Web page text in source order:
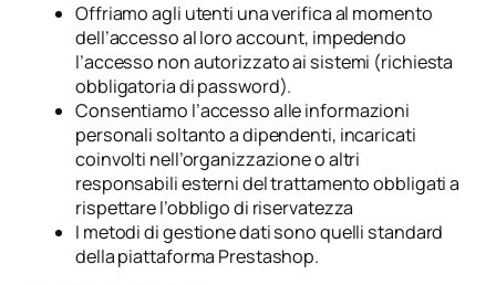
Offriamo agli utenti una verifica al momento
dell’accesso al loro account, impedendo
l’accesso non autorizzato ai sistemi (richiesta
obbligatoria di password).
Consentiamo l’accesso alle informazioni
personali soltanto a dipendenti, incaricati
coinvolti nell’organizzazione o altri
responsabili esterni del trattamento obbligati a
rispettare l’obbligo di riservatezza
I metodi di gestione dati sono quelli standard
della piattaforma Prestashop.